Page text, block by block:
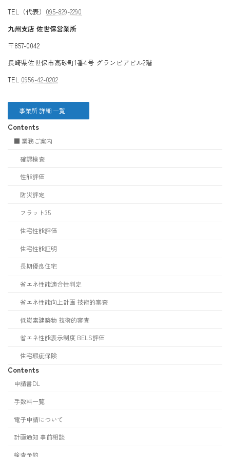
TEL（代表） 095-829-2290
九州支店 佐世保営業所
〒857-0042
長崎県佐世保市高砂町1番4号 グランビアビル2階
TEL 0956-42-0202
事業所 詳細 一覧
Contents
■ 業務ご案内
確認検査
性能評価
防災評定
フラット35
住宅性能評価
住宅性能証明
長期優良住宅
省エネ性能適合性判定
省エネ性能向上計画 技術的審査
低炭素建築物 技術的審査
省エネ性能表示制度 BELS評価
住宅瑕疵保険
Contents
申請書DL
手数料一覧
電子申請について
計画通知 事前相談
検査予約